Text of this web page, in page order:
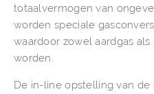
totaalvermogen van
worden speciale
waardoor zowel aardgas
worden.
De in-line opstelling van de